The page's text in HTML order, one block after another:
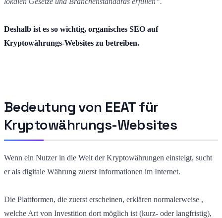
Deshalb ist es so wichtig, organisches SEO auf
Kryptowährungs-Websites zu betreiben.
Bedeutung von EEAT für
Kryptowährungs-Websites
Wenn ein Nutzer in die Welt der Kryptowährungen einsteigt, sucht
er als digitale Währung zuerst Informationen im Internet.
Die Plattformen, die zuerst erscheinen, erklären normalerweise ,
welche Art von Investition dort möglich ist (kurz- oder langfristig),